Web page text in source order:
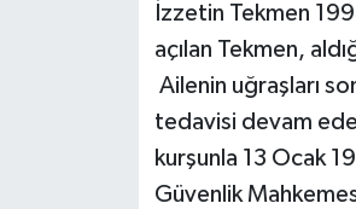
İzzetin Tekmen
açılan Tekmen,
Ailenin uğraşları
tedavisi devam
kurşunla 13 Ocak
Güvenlik